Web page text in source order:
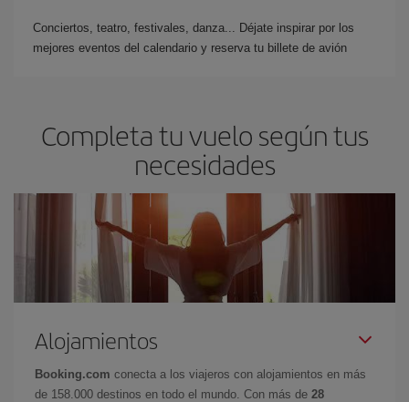
Conciertos, teatro, festivales, danza... Déjate inspirar por los
mejores eventos del calendario y reserva tu billete de avión
Completa tu vuelo según tus
necesidades
Alojamientos
Booking.com conecta a los viajeros con alojamientos en más
de 158.000 destinos en todo el mundo. Con más de 28